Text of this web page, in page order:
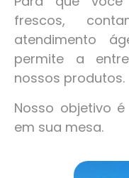
frescos,
atendimento
permite a
nossos produtos.
Nosso objetivo
em sua mesa.